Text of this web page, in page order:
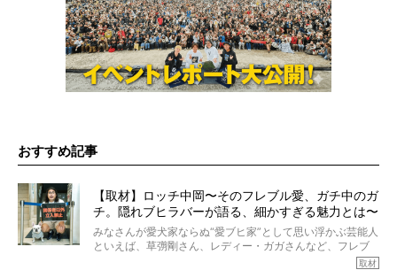
おすすめ記事
【取材】ロッチ中岡〜そのフレブル愛、ガチ中のガ
チ。隠れブヒラバーが語る、細かすぎる魅力とは〜
【前編】
みなさんが愛犬家ならぬ“愛ブヒ家”として思い浮かぶ芸能人
といえば、草彅剛さん、レディー・ガガさんなど、フレブ
ルを飼っている方が多いと思います。が、ロッチ中岡さん取材